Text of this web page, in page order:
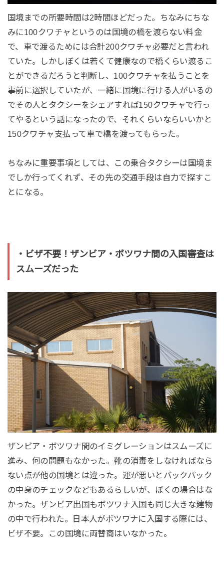
国境までの所要時間は2時間ほどだった。ちなみにちな
みに100クワチャというのは国境の橋を渡らない料金
で、車で渡るためには合計200クワチャ必要だと言われ
ていた。しかしぼくは若くて健康なので橋くらい渡るこ
とができるだろうと判断し、100クワチャを払うことを
事前に選択していたが、一緒に国境に行ける人がいるの
でその人とタクシーをシェアすれば150クワチャで行っ
てやるという話になったので、それくらいならいいかと
150クワチャ支払って車で橋を渡ってもらった。
ちなみに重要事項としては、この乗合タクシーは国境ま
でしか行ってくれず、その先の交通手段は自力で探すこ
とになる。
・ビザ不要！ザンビア・ボツワナ間の入国審査は
スムーズだった
ザンビア・ボツワナ間のイミグレーションはスムーズに
進み、何の問題もなかった。靴の消毒をしなければなら
ない点が他の国境とは違った。運が悪いとバックパック
の中身のチェックなどもあるらしいが、ぼくの場合はな
かった。ザンビア出国もボツワナ入国も同じ大きな建物
の中で行われた。日本人がボツワナに入国する際には、
ビザ不要。この国境に両替商はいなかった。